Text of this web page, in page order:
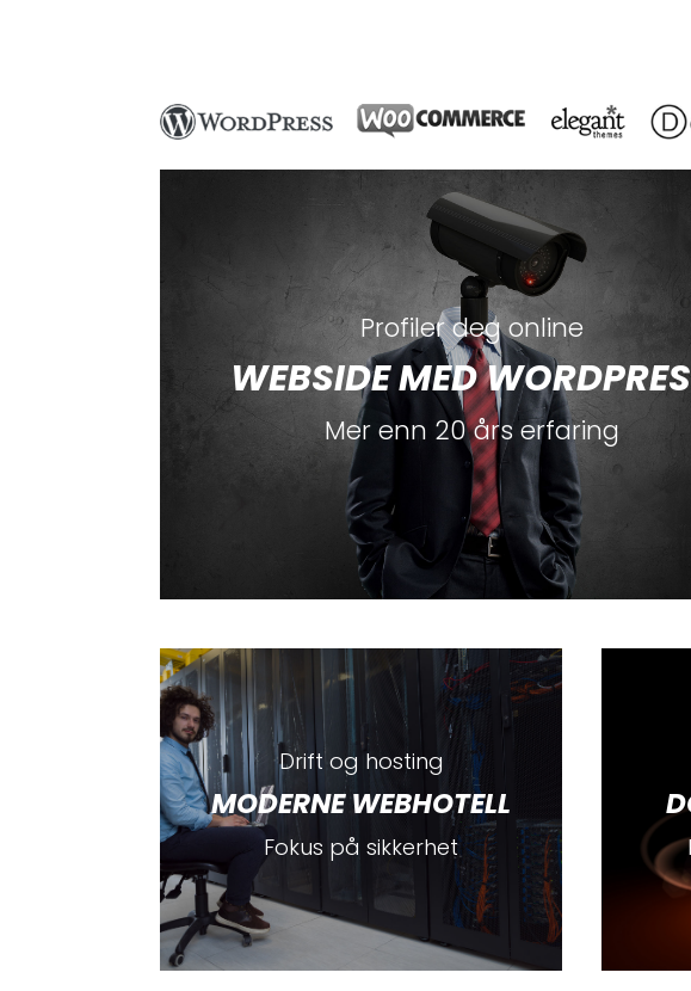
Profiler deg online
WEBSIDE MED
Mer enn 20 års erfaring
Drift og hosting
MODERNE WEBHOTELL
Fokus på sikkerhet